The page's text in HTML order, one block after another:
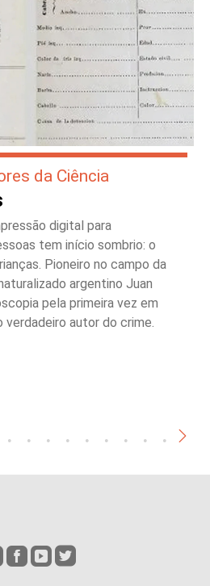
da Ciência
digital para
tem início sombrio: o
Pioneiro no campo da
argentino Juan
pela primeira vez em
verdadeiro autor do crime.